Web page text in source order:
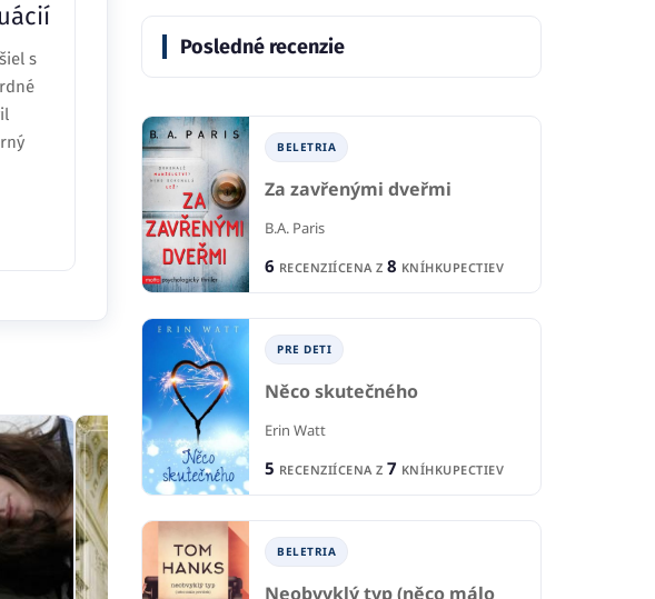
s
Posledné recenzie
BELETRIA
Za zavřenými dveřmi
B.A. Paris
6 RECENZIÍCENA Z 8 KNÍHKUPECTIEV
PRE DETI
Něco skutečného
Erin Watt
5 RECENZIÍCENA Z 7 KNÍHKUPECTIEV
BELETRIA
Neobvyklý typ (něco málo